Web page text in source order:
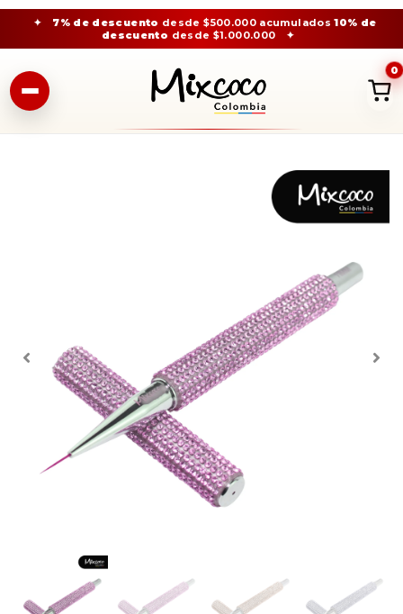
✦ 7% de descuento desde $500.000 acumulados10% de
descuento desde $1.000.000 ✦
0